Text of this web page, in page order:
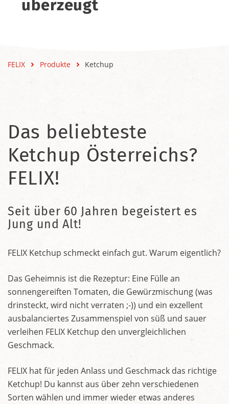
überzeugt
FELIX Produkte Ketchup
Das beliebteste
Ketchup Österreichs?
FELIX!
Seit über 60 Jahren begeistert es
Jung und Alt!
FELIX Ketchup schmeckt einfach gut. Warum eigentlich?
Das Geheimnis ist die Rezeptur: Eine Fülle an
sonnengereiften Tomaten, die Gewürzmischung (was
drinsteckt, wird nicht verraten ;-)) und ein exzellent
ausbalanciertes Zusammenspiel von süß und sauer
verleihen FELIX Ketchup den unvergleichlichen
Geschmack.
FELIX hat für jeden Anlass und Geschmack das richtige
Ketchup! Du kannst aus über zehn verschiedenen
Sorten wählen und immer wieder etwas anderes